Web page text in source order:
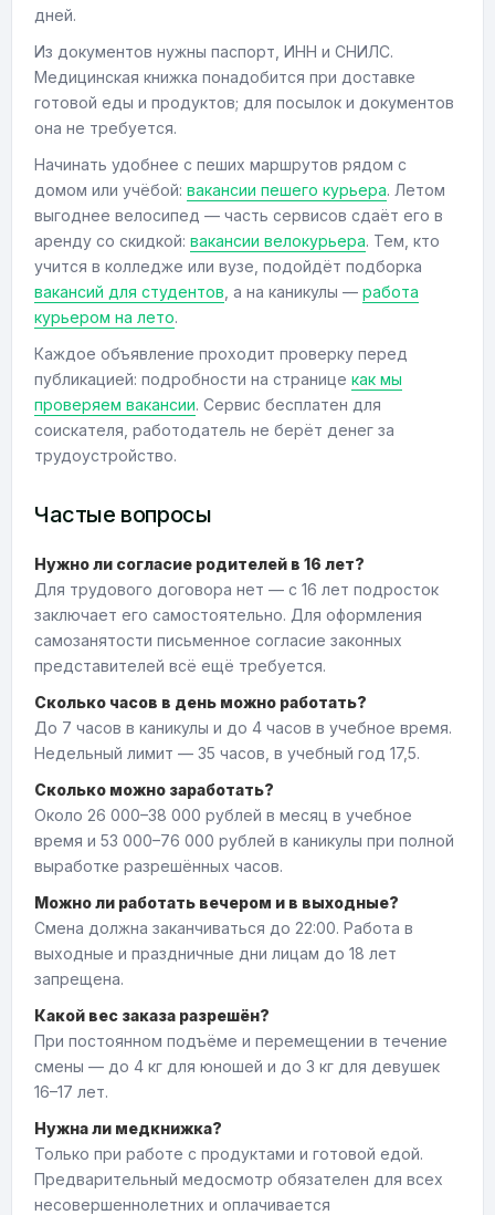
дней.
Из документов нужны паспорт, ИНН и СНИЛС.
Медицинская книжка понадобится при доставке
готовой еды и продуктов; для посылок и документов
она не требуется.
Начинать удобнее с пеших маршрутов рядом с
домом или учёбой: вакансии пешего курьера. Летом
выгоднее велосипед — часть сервисов сдаёт его в
аренду со скидкой: вакансии велокурьера. Тем, кто
учится в колледже или вузе, подойдёт подборка
вакансий для студентов , а на каникулы — работа
курьером на лето.
Каждое объявление проходит проверку перед
публикацией: подробности на странице как мы
проверяем вакансии. Сервис бесплатен для
соискателя, работодатель не берёт денег за
трудоустройство.
Частые вопросы
Нужно ли согласие родителей в 16 лет?
Для трудового договора нет — с 16 лет подросток
заключает его самостоятельно. Для оформления
самозанятости письменное согласие законных
представителей всё ещё требуется.
Сколько часов в день можно работать?
До 7 часов в каникулы и до 4 часов в учебное время.
Недельный лимит — 35 часов, в учебный год 17,5.
Сколько можно заработать?
Около 26 000–38 000 рублей в месяц в учебное
время и 53 000–76 000 рублей в каникулы при полной
выработке разрешённых часов.
Можно ли работать вечером и в выходные?
Смена должна заканчиваться до 22:00. Работа в
выходные и праздничные дни лицам до 18 лет
запрещена.
Какой вес заказа разрешён?
При постоянном подъёме и перемещении в течение
смены — до 4 кг для юношей и до 3 кг для девушек
16–17 лет.
Нужна ли медкнижка?
Только при работе с продуктами и готовой едой.
Предварительный медосмотр обязателен для всех
несовершеннолетних и оплачивается